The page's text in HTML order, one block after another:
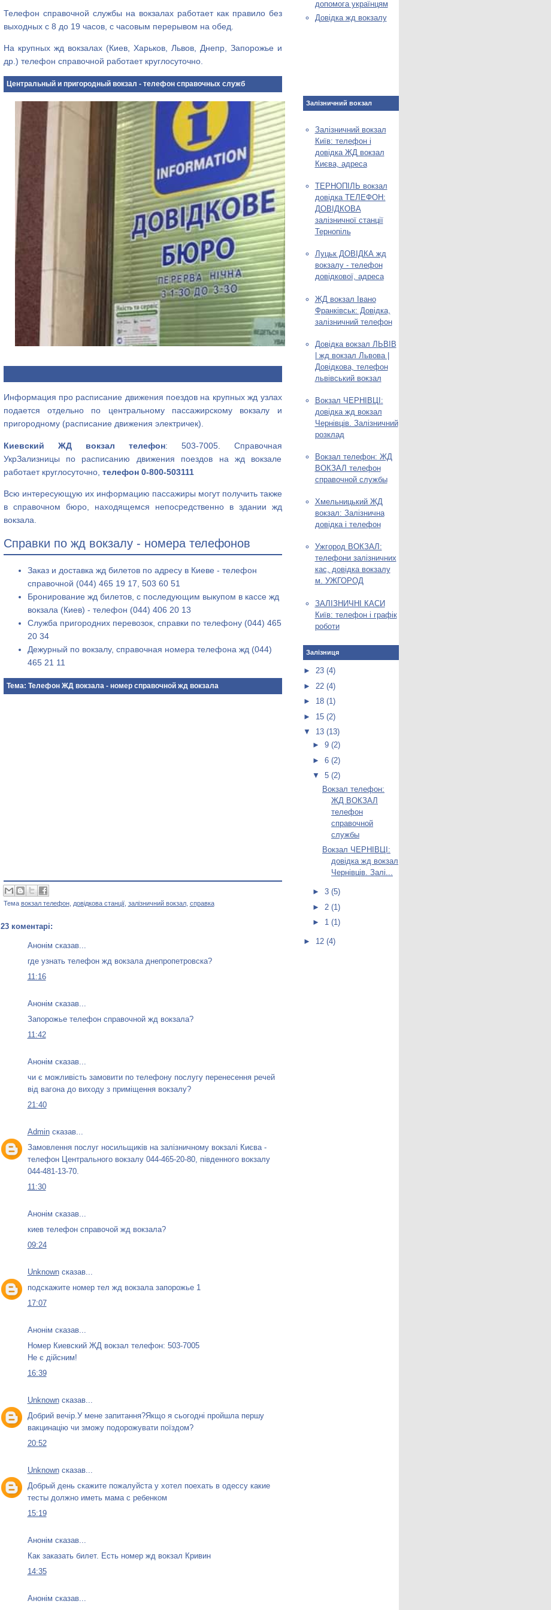
Телефон справочной службы на вокзалах работает как правило без
выходных с 8 до 19 часов, с часовым перерывом на обед.
На крупных жд вокзалах (Киев, Харьков, Львов, Днепр, Запорожье и
др.) телефон справочной работает круглосуточно.
Центральный и пригородный вокзал - телефон справочных служб
Информация про расписание движения поездов на крупных жд узлах
подается отдельно по центральному пассажирскому вокзалу и
пригородному (расписание движения электричек).
Киевский ЖД вокзал телефон: 503-7005. Справочная
УкрЗализницы по расписанию движения поездов на жд вокзале
работает круглосуточно, телефон 0-800-503111
Всю интересующую их информацию пассажиры могут получить также
в справочном бюро, находящемся непосредственно в здании жд
вокзала.
Справки по жд вокзалу - номера телефонов
Заказ и доставка жд билетов по адресу в Киеве - телефон
справочной (044) 465 19 17, 503 60 51
Бронирование жд билетов, с последующим выкупом в кассе жд
вокзала (Киев) - телефон (044) 406 20 13
Служба пригородних перевозок, справки по телефону (044) 465
20 34
Дежурный по вокзалу, справочная номера телефона жд (044)
465 21 11
Тема: Телефон ЖД вокзала - номер справочной жд вокзала
Тема вокзал телефон, довідкова станції, залізничний вокзал, справка
23 коментарі:
Анонім сказав...
где узнать телефон жд вокзала днепропетровска?
11:16
Анонім сказав...
Запорожье телефон справочной жд вокзала?
11:42
Анонім сказав...
чи є можливість замовити по телефону послугу перенесення речей
від вагона до виходу з приміщення вокзалу?
21:40
Adminсказав...
Замовлення послуг носильщиків на залізничному вокзалі Києва -
телефон Центрального вокзалу 044-465-20-80, південного вокзалу
044-481-13-70.
11:30
Анонім сказав...
киев телефон справочой жд вокзала?
09:24
Unknownсказав...
подскажите номер тел жд вокзала запорожье 1
17:07
Анонім сказав...
Номер Киевский ЖД вокзал телефон: 503-7005
Не є дійсним!
16:39
Unknownсказав...
Добрий вечір.У мене запитання?Якщо я сьогодні пройшла першу
вакцинацію чи зможу подорожувати поїздом?
20:52
Unknownсказав...
Добрый день скажите пожалуйста у хотел поехать в одессу какие
тесты должно иметь мама с ребенком
15:19
Анонім сказав...
Как заказать билет. Есть номер жд вокзал Кривин
14:35
Анонім сказав...
допомога українцям
Довідка жд вокзалу
Залізничний вокзал
Залізничний вокзал
Київ: телефон і
довідка ЖД вокзал
Києва, адреса
ТЕРНОПІЛЬ вокзал
довідка ТЕЛЕФОН:
ДОВІДКОВА
залізничної станції
Тернопіль
Луцьк ДОВІДКА жд
вокзалу - телефон
довідкової, адреса
ЖД вокзал Івано
Франківськ: Довідка,
залізничний телефон
Довідка вокзал ЛЬВІВ
| жд вокзал Львова |
Довідкова, телефон
львівський вокзал
Вокзал ЧЕРНІВЦІ:
довідка жд вокзал
Чернівців. Залізничний
розклад
Вокзал телефон: ЖД
ВОКЗАЛ телефон
справочной службы
Хмельницький ЖД
вокзал: Залізнична
довідка і телефон
Ужгород ВОКЗАЛ:
телефони залізничних
кас, довідка вокзалу
м. УЖГОРОД
ЗАЛІЗНИЧНІ КАСИ
Київ: телефон і графік
роботи
Залізниця
► 23 (4)
► 22 (4)
► 18 (1)
► 15 (2)
▼ 13 (13)
►9(2)
►6(2)
▼5(2)
Вокзал телефон:
ЖД ВОКЗАЛ
телефон
справочной
службы
Вокзал ЧЕРНІВЦІ:
довідка жд вокзал
Чернівців. Залі...
►3(5)
► 2(1)
► 1(1)
► 12 (4)